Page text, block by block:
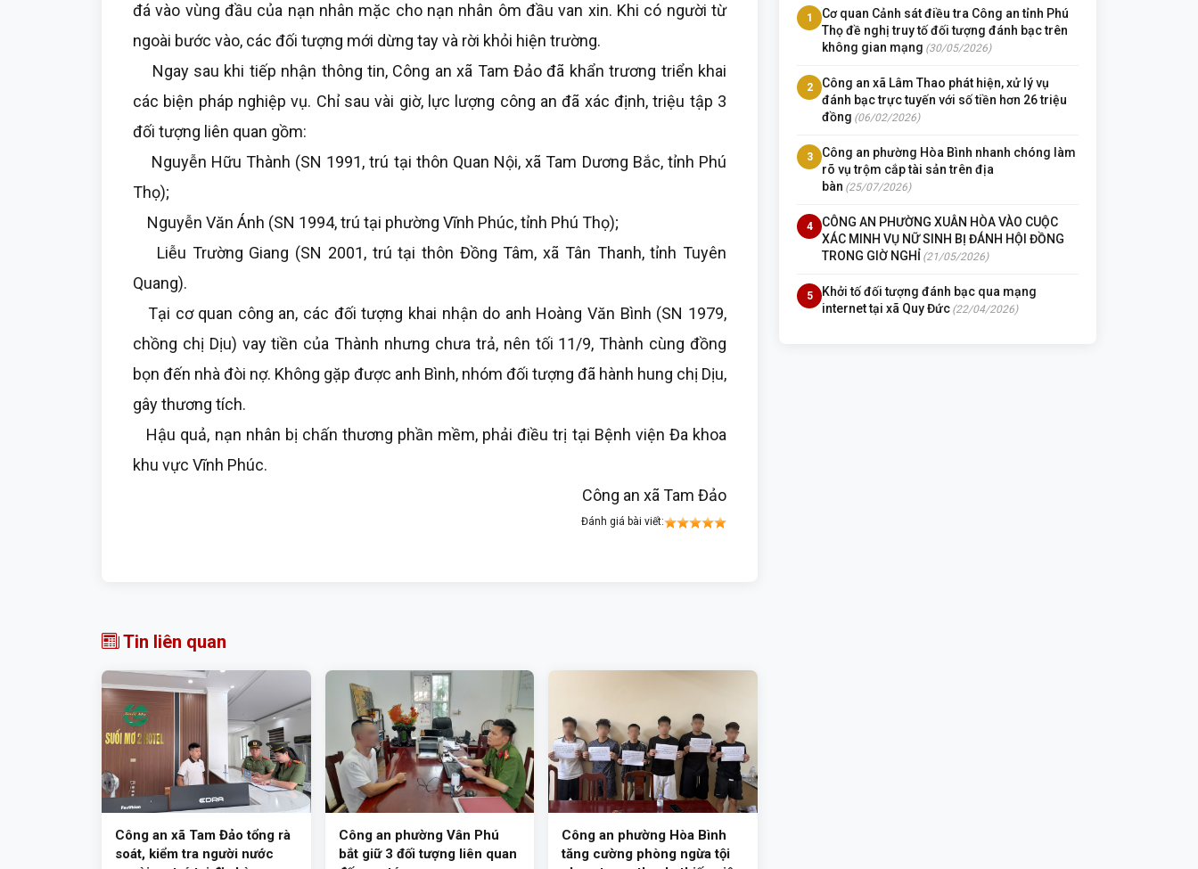
đá vào vùng đầu của nạn nhân mặc cho nạn nhân ôm đầu van xin. Khi có người từ
ngoài bước vào, các đối tượng mới dừng tay và rời khỏi hiện trường.
Ngay sau khi tiếp nhận thông tin, Công an xã Tam Đảo đã khẩn trương triển khai
các biện pháp nghiệp vụ. Chỉ sau vài giờ, lực lượng công an đã xác định, triệu tập 3
đối tượng liên quan gồm:
Nguyễn Hữu Thành (SN 1991, trú tại thôn Quan Nội, xã Tam Dương Bắc, tỉnh Phú
Thọ);
Nguyễn Văn Ánh (SN 1994, trú tại phường Vĩnh Phúc, tỉnh Phú Thọ);
Liễu Trường Giang (SN 2001, trú tại thôn Đồng Tâm, xã Tân Thanh, tỉnh Tuyên
Quang).
Tại cơ quan công an, các đối tượng khai nhận do anh Hoàng Văn Bình (SN 1979,
chồng chị Dịu) vay tiền của Thành nhưng chưa trả, nên tối 11/9, Thành cùng đồng
bọn đến nhà đòi nợ. Không gặp được anh Bình, nhóm đối tượng đã hành hung chị Dịu,
gây thương tích.
Hậu quả, nạn nhân bị chấn thương phần mềm, phải điều trị tại Bệnh viện Đa khoa
khu vực Vĩnh Phúc.
Công an xã Tam Đảo
Đánh giá bài viết:
Tin liên quan
Công an xã Tam Đảo tổng rà
soát, kiểm tra người nước
Công an phường Vân Phú
bắt giữ 3 đối tượng liên quan
Công an phường Hòa Bình
tăng cường phòng ngừa tội
1
Cơ quan Cảnh sát điều tra Công an tỉnh Phú
Thọ đề nghị truy tố đối tượng đánh bạc trên
không gian mạng (30/05/2026)
2
Công an xã Lâm Thao phát hiện, xử lý vụ
đánh bạc trực tuyến với số tiền hơn 26 triệu
đồng (06/02/2026)
3
Công an phường Hòa Bình nhanh chóng làm
rõ vụ trộm cắp tài sản trên địa
bàn (25/07/2026)
4
CÔNG AN PHƯỜNG XUÂN HÒA VÀO CUỘC
XÁC MINH VỤ NỮ SINH BỊ ĐÁNH HỘI ĐỒNG
TRONG GIỜ NGHỈ (21/05/2026)
5
Khởi tố đối tượng đánh bạc qua mạng
internet tại xã Quy Đức (22/04/2026)